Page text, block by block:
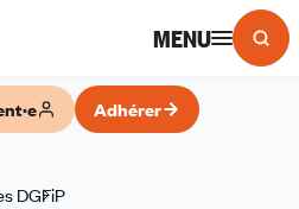
MENU
Adhérer
DGFiP